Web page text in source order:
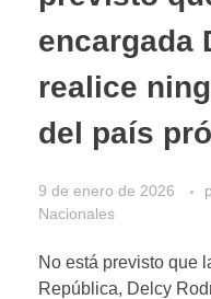
encargada
realice
del país
9 de enero de 2026
Nacionales
No está previsto que
República, Delcy